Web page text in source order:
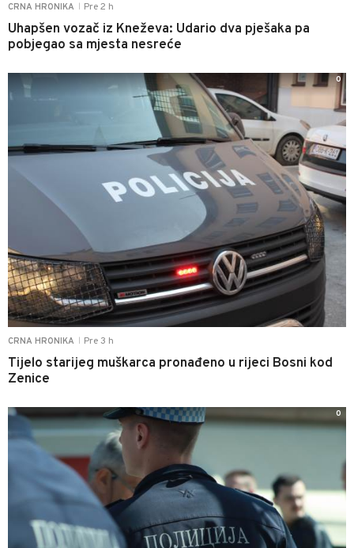
CRNA HRONIKA Pre 2 h
Uhapšen vozač iz Kneževa: Udario dva pješaka pa
pobjegao sa mjesta nesreće
CRNA HRONIKA Pre 3 h
Tijelo starijeg muškarca pronađeno u rijeci Bosni kod
Zenice
0
0